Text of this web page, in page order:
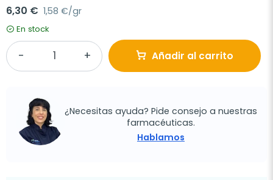
6,30 € 1,58 €/gr
En stock
Añadir al carrito
¿Necesitas ayuda? Pide consejo a nuestras
farmacéuticas.
Hablamos